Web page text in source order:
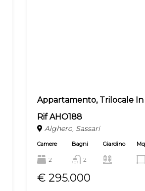
Appartamento, Trilocale In
Rif AHO188
Alghero, Sassari
Camere
2
Bagni
2
Giardino Mq
€ 295.000